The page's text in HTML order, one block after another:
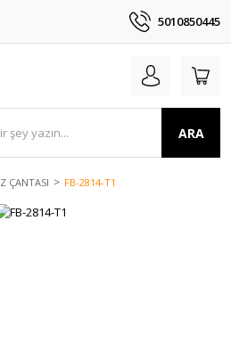
5010850445
ARA
ÇANTASI FB-2814-T1